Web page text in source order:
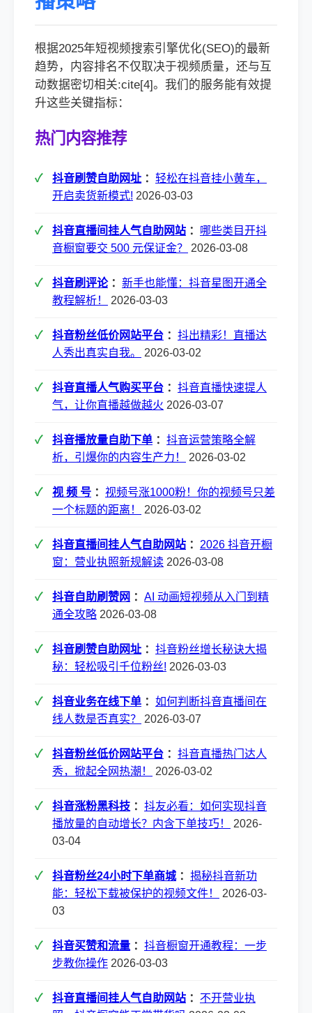
根据2025年短视频搜索引擎优化(SEO)的最新
趋势，内容排名不仅取决于视频质量，还与互
动数据密切相关:cite[4]。我们的服务能有效提
升这些关键指标：
热门内容推荐
抖音刷赞自助网址 ： 轻松在抖音挂小黄车，
开启卖货新模式! 2026-03-03
抖音直播间挂人气自助网站 ： 哪些类目开抖
音橱窗要交 500 元保证金？
2026-03-08
抖音刷评论： 新手也能懂：抖音星图开通全
教程解析！
2026-03-03
抖音粉丝低价网站平台 ： 抖出精彩！直播达
人秀出真实自我。
2026-03-02
抖音直播人气购买平台 ： 抖音直播快速提人
气，让你直播越做越火 2026-03-07
抖音播放量自助下单 ： 抖音运营策略全解
析，引爆你的内容生产力！
2026-03-02
视 频 号 ： 视频号涨1000粉！你的视频号只差
一个标题的距离！
2026-03-02
抖音直播间挂人气自助网站 ： 2026 抖音开橱
窗：营业执照新规解读 2026-03-08
抖音自助刷赞网 ： AI 动画短视频从入门到精
通全攻略 2026-03-08
抖音刷赞自助网址 ： 抖音粉丝增长秘诀大揭
秘：轻松吸引千位粉丝! 2026-03-03
抖音业务在线下单 ： 如何判断抖音直播间在
线人数是否真实？
2026-03-07
抖音粉丝低价网站平台 ： 抖音直播热门达人
秀，掀起全网热潮！
2026-03-02
抖音涨粉黑科技 ： 抖友必看：如何实现抖音
播放量的自动增长？内含下单技巧！
2026-
03-04
抖音粉丝24小时下单商城： 揭秘抖音新功
能：轻松下载被保护的视频文件！
2026-03-
03
抖音买赞和流量 ： 抖音橱窗开通教程：一步
步教你操作 2026-03-03
抖音直播间挂人气自助网站 ： 不开营业执